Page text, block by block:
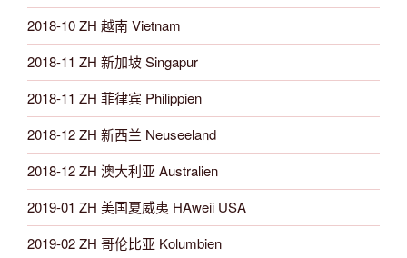
2018-10 ZH 越南 Vietnam
2018-11 ZH 新加坡 Singapur
2018-11 ZH 菲律宾 Philippien
2018-12 ZH 新西兰 Neuseeland
2018-12 ZH 澳大利亚 Australien
2019-01 ZH 美国夏威夷 HAweii USA
2019-02 ZH 哥伦比亚 Kolumbien